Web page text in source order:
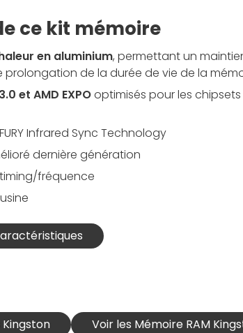
ce kit mémoire
en aluminium, permettant un
prolongation de la durée de vie de la
et AMD EXPOoptimisés pour les chipsets
Infrared Sync Technology
dernière génération
fréquence
Voir les Mémoire RAM